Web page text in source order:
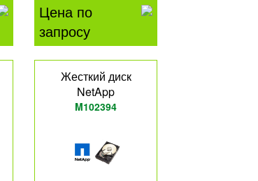
Цена по
запросу
Жесткий диск
NetApp
M102394